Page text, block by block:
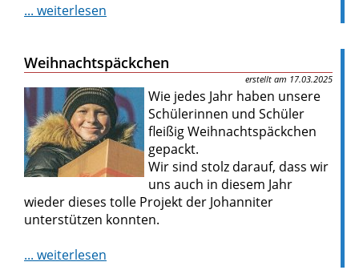
... weiterlesen
Weihnachtspäckchen
17.03.2025
Wie jedes Jahr haben unsere
Schülerinnen und Schüler
fleißig Weihnachtspäckchen
gepackt.
Wir sind stolz darauf, dass wir
uns auch in diesem Jahr
wieder dieses tolle Projekt der Johanniter
unterstützen konnten.
... weiterlesen